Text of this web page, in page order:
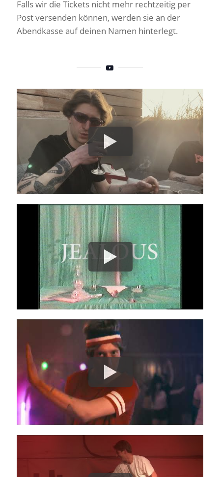
Falls wir die Tickets nicht mehr rechtzeitig per
Post versenden können, werden sie an der
Abendkasse auf deinen Namen hinterlegt.